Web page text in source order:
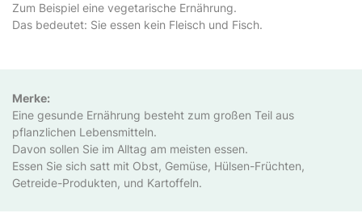
Zum Beispiel eine vegetarische Ernährung.
Das bedeutet: Sie essen kein Fleisch und Fisch.
Merke:
Eine gesunde Ernährung besteht zum großen Teil aus
pflanzlichen Lebensmitteln.
Davon sollen Sie im Alltag am meisten essen.
Essen Sie sich satt mit Obst, Gemüse, Hülsen-Früchten,
Getreide-Produkten, und Kartoffeln.